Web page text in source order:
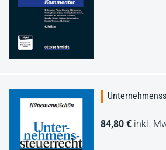
84,80 € inkl.